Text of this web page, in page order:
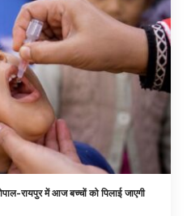
रायपुर में आज बच्चों को पिलाई जाएगी